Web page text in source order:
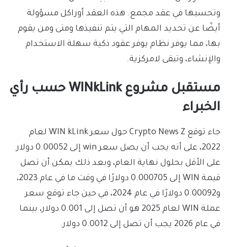
وتحسبها في عقد مجمع. هذه العقد أوراكل مسؤولة
أيضًا عن تحديد المهام التي يتم تنفيذها ومتى ومن يقوم
بها، مما يوفر نظام يوفر عقود ذكية سهلة الاستخدام
والإنشاء، وتبقى لامركزية.
مستقبل مشروع WINkLink حسب رأي
الخبراء
جاء توقع Crypto News Z حول سعر WIN kLink لعام
2022، على أنه يجب أن يصل سعر win إلى 0.00052 دولار
على الأقل بحلول نهاية العام، وبعد ذلك يمكن أن تصل
قيمة WIN إلى 0.000705 دولارًا في وقت ما في عام 2023،
و0.00092 دولارًا في عام 2024، في حين جاء توقع سعر
عملة WIN لعام 2025 هو أن تصل إلى 0.001 دولار، بينما
في عام 2026 يجب أن تصل إلى 0.0012 دولار.